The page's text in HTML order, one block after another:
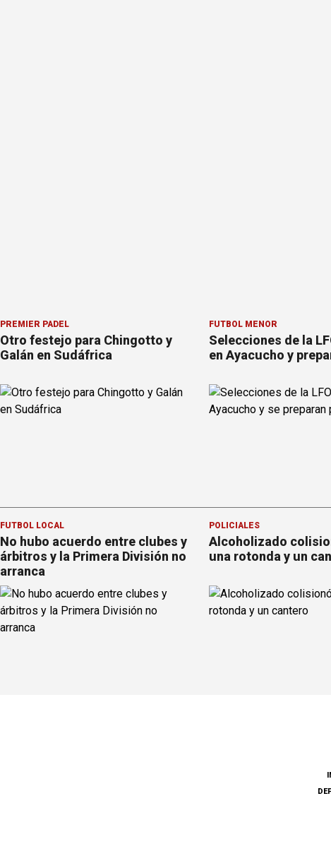
PREMIER PÁDEL
Otro festejo para Chingotto y
Galán en Sudáfrica
FÚTBOL MENOR
Selecciones de la
en Ayacucho y
FÚTBOL LOCAL
No hubo acuerdo entre clubes y
árbitros y la Primera División no
arranca
POLICIALES
Alcoholizado
una rotonda y un